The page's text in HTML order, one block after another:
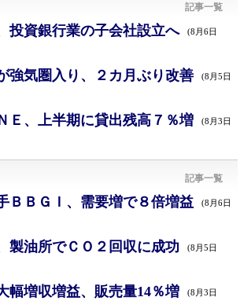
記事一覧
投資銀行業の子会社設立へ (8月6日
強気圏入り、２カ月ぶり改善 (8月5日
Ｅ、上半期に貸出残高７％増 (8月3日
記事一覧
ＢＢＧＩ、需要増で８倍増益 (8月6日
製油所でＣＯ２回収に成功 (8月5日
幅増収増益、販売量14％増 (8月3日